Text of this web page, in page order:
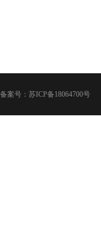
备案号： 苏ICP备18064700号